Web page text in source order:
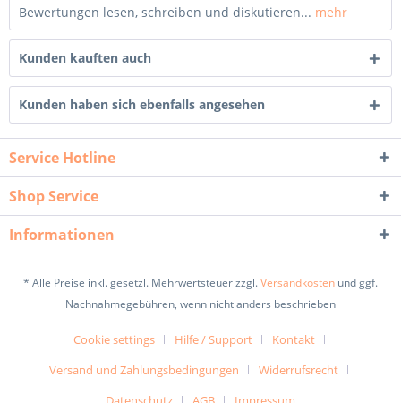
Bewertungen lesen, schreiben und diskutieren... mehr
Kunden kauften auch
Kunden haben sich ebenfalls angesehen
Service Hotline
Shop Service
Informationen
* Alle Preise inkl. gesetzl. Mehrwertsteuer zzgl.Versandkosten und ggf.
Nachnahmegebühren, wenn nicht anders beschrieben
Cookie settings Hilfe / Support
Kontakt
Versand und Zahlungsbedingungen
Widerrufsrecht